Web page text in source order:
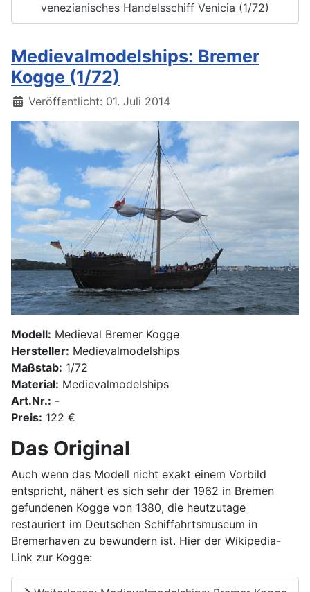
venezianisches Handelsschiff Venicia (1/72)
Medievalmodelships: Bremer
Kogge (1/72)
Details
Veröffentlicht: 01. Juli 2014
Modell: Medieval Bremer Kogge
Hersteller: Medievalmodelships
Maßstab: 1/72
Material: Medievalmodelships
Art.Nr.: -
Preis: 122 €
Das Original
Auch wenn das Modell nicht exakt einem Vorbild
entspricht, nähert es sich sehr der 1962 in Bremen
gefundenen Kogge von 1380, die heutzutage
restauriert im Deutschen Schiffahrtsmuseum in
Bremerhaven zu bewundern ist. Hier der Wikipedia-
Link zur Kogge: